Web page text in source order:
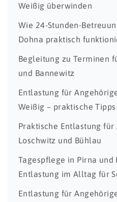
Weißig überwinden
Wie 24-Stunden-
Dohna praktisch
Begleitung zu Terminen
und Bannewitz
Entlastung für
Weißig – praktische Tipps
Praktische Entlastung für
Loschwitz und Bühlau
Tagespflege in Pirna und
Entlastung im Alltag für
Entlastung für